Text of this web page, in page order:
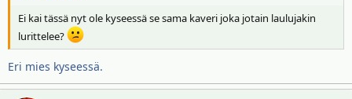
Ei kai tässä nyt ole kyseessä se sama kaveri joka jotain laulujakin
lurittelee?
Eri mies kyseessä.